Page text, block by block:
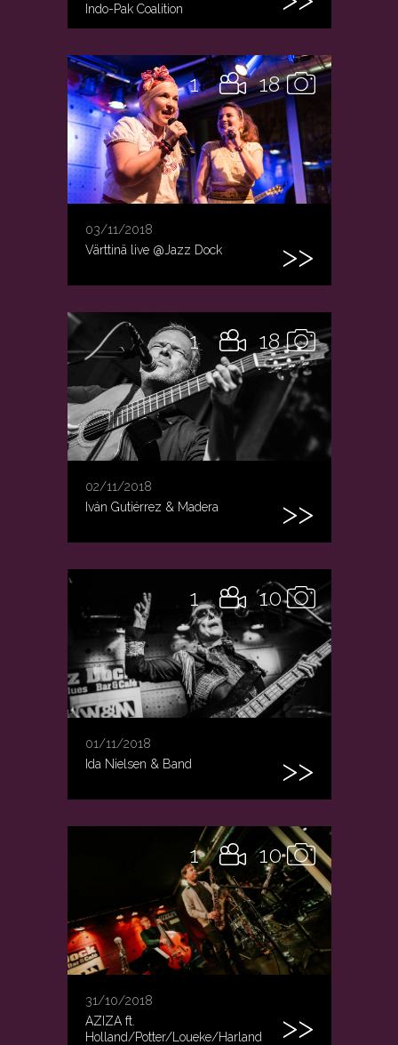
Indo-Pak Coalition
18
1
03/11/2018
Värttinä live @Jazz Dock
18
1
02/11/2018
Iván Gutiérrez & Madera
10
1
01/11/2018
Ida Nielsen & Band
10
1
31/10/2018
AZIZA ft.
Holland/Potter/Loueke/Harland